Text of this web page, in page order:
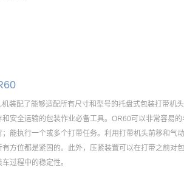
装配了能够适配所有尺寸和型号的托盘式包装打带机
安全运输的包装作业必备工具。OR60可以非常容易
能执行一个或多个打带任务。利用打带机头前移和气
方位都是紧固的。此外，压紧装置可以在打带之前对
过程中的稳定性。